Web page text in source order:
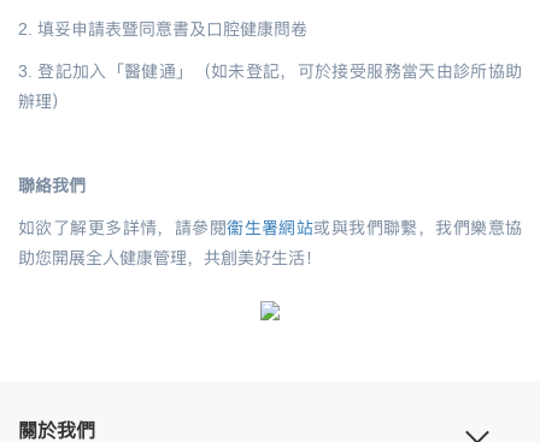
2. 填妥申請表暨同意書及口腔健康問卷
3. 登記加入「醫健通」（如未登記，可於接受服務當天由診所協助
辦理）
聯絡我們
如欲了解更多詳情，請參閱衞生署網站或與我們聯繫，我們樂意協
助您開展全人健康管理，共創美好生活！
關於我們